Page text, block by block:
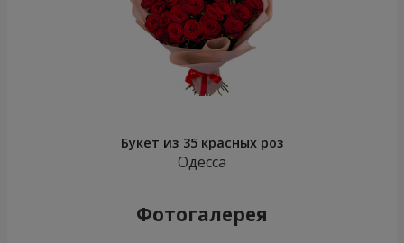
Букет из 35 красных роз
Одесса
Фотогалерея